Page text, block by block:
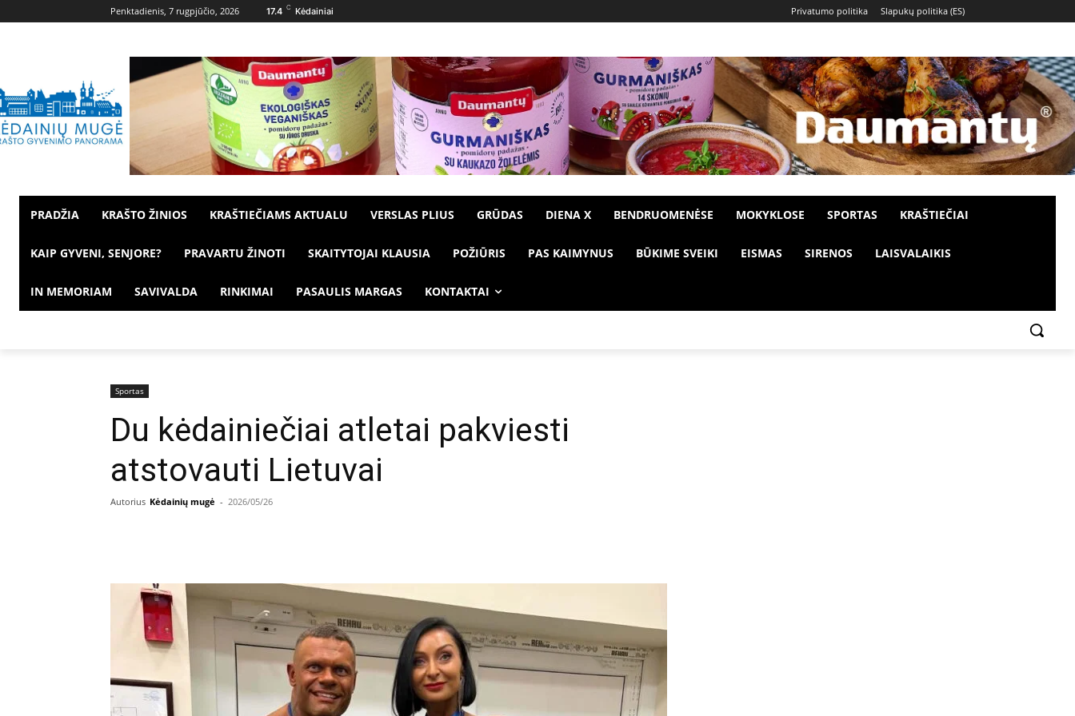
Penktadienis, 7 rugpjūčio, 2026 17.4 C Kėdainiai Privatumo politika Slapukų politika (ES)
PRADŽIA KRAŠTO ŽINIOS KRAŠTIEČIAMS AKTUALU VERSLAS PLIUS GRŪDAS DIENA X BENDRUOMENĖSE MOKYKLOSE SPORTAS KRAŠTIEČIAI
KAIP GYVENI, SENJORE? PRAVARTU ŽINOTI SKAITYTOJAI KLAUSIA POŽIŪRIS PAS KAIMYNUS BŪKIME SVEIKI EISMAS SIRENOS LAISVALAIKIS
IN MEMORIAM SAVIVALDA RINKIMAI PASAULIS MARGAS KONTAKTAI
Sportas
Du kėdainiečiai atletai pakviesti
atstovauti Lietuvai
Autorius Kėdainių mugė - 2026/05/26